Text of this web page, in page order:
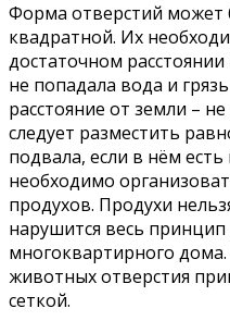
Форма отверстий может
квадратной. Их
достаточном
не попадала вода и
расстояние от земли –
следует разместить
подвала, если в нём
необходимо
продухов. Продухи
нарушится весь
многоквартирного
животных отверстия
сеткой.